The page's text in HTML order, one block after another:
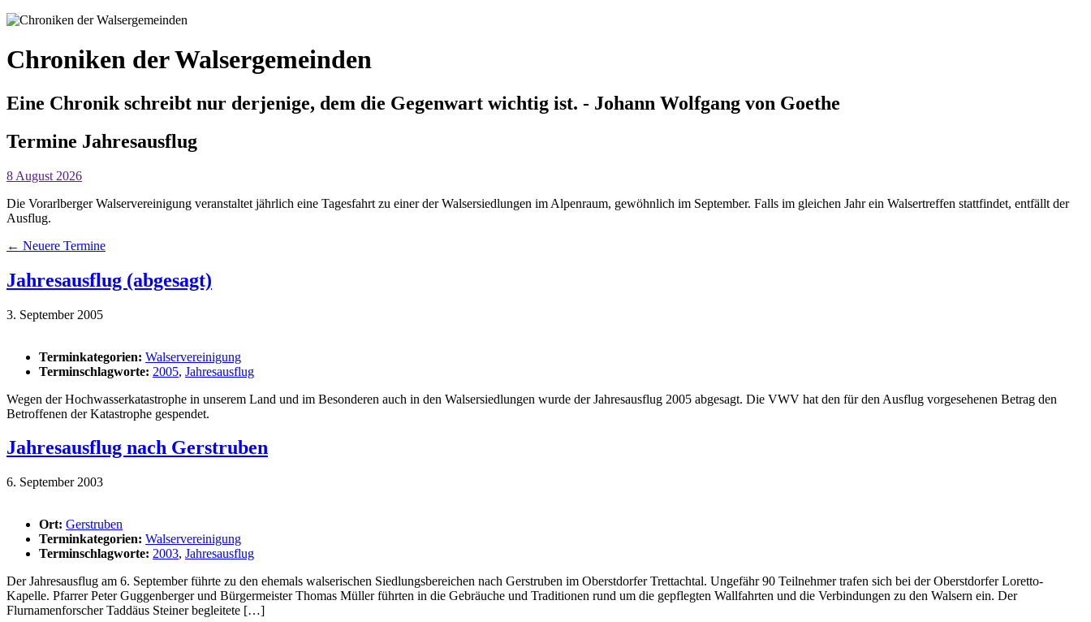
Chroniken der Walsergemeinden
Eine Chronik schreibt nur derjenige, dem die Gegenwart wichtig ist. - Johann Wolfgang von Goethe
Termine Jahresausflug
8 August 2026
Die Vorarlberger Walservereinigung veranstaltet jährlich eine Tagesfahrt zu einer der Walsersiedlungen im Alpenraum, gewöhnlich im September. Falls im gleichen Jahr ein Walsertreffen stattfindet, entfällt der
Ausflug.
← Neuere Termine
Jahresausflug (abgesagt)
3. September 2005
Terminkategorien: Walservereinigung
Terminschlagworte: 2005, Jahresausflug
Wegen der Hochwasserkatastrophe in unserem Land und im Besonderen auch in den Walsersiedlungen wurde der Jahresausflug 2005 abgesagt. Die VWV hat den für den Ausflug vorgesehenen Betrag den
Betroffenen der Katastrophe gespendet.
Jahresausflug nach Gerstruben
6. September 2003
Ort: Gerstruben
Terminkategorien: Walservereinigung
Terminschlagworte: 2003, Jahresausflug
Der Jahresausflug am 6. September führte zu den ehemals walserischen Siedlungsbereichen nach Gerstruben im Oberstdorfer Trettachtal. Ungefähr 90 Teilnehmer trafen sich bei der Oberstdorfer Loretto-
Kapelle. Pfarrer Peter Guggenberger und Bürgermeister Thomas Müller führten in die Gebräuche und Traditionen rund um die gepflegten Wallfahrten und die Verbindungen zu den Walsern ein. Der
Flurnamenforscher Taddäus Steiner begleitete […]